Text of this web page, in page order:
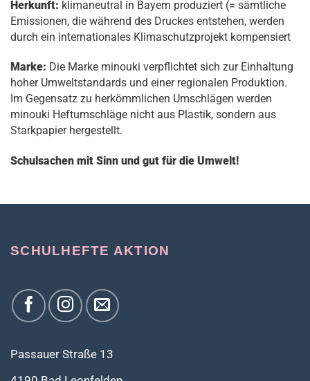
Herkunft: klimaneutral in Bayern produziert (= sämtliche
Emissionen, die während des Druckes entstehen, werden
durch ein internationales Klimaschutzprojekt kompensiert
Marke: Die Marke minouki verpflichtet sich zur Einhaltung
hoher Umweltstandards und einer regionalen Produktion.
Im Gegensatz zu herkömmlichen Umschlägen werden
minouki Heftumschläge nicht aus Plastik, sondern aus
Starkpapier hergestellt.
Schulsachen mit Sinn und gut für die Umwelt!
SCHULHEFTE AKTION
Passauer Straße 13